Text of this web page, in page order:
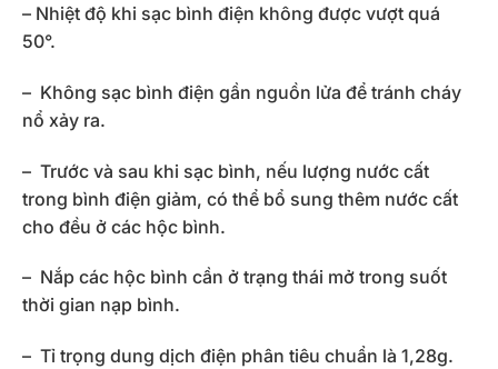
– Nhiệt độ khi sạc bình điện không được vượt quá
50°.
– Không sạc bình điện gần nguồn lửa để tránh cháy
nổ xảy ra.
– Trước và sau khi sạc bình, nếu lượng nước cất
trong bình điện giảm, có thể bổ sung thêm nước cất
cho đều ở các hộc bình.
– Nắp các hộc bình cần ở trạng thái mở trong suốt
thời gian nạp bình.
– Tỉ trọng dung dịch điện phân tiêu chuẩn là 1,28g.